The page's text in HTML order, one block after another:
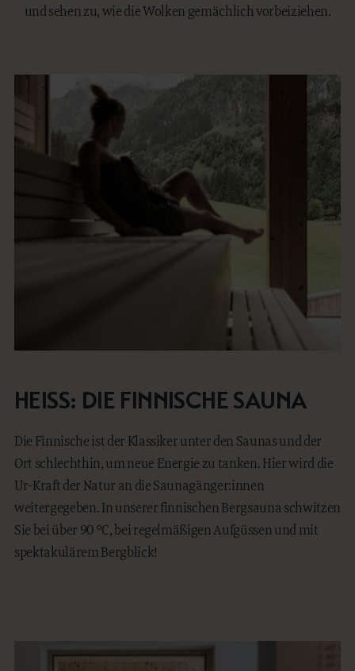
und sehen zu, wie die Wolken gemächlich vorbeiziehen.
HEISS: DIE FINNISCHE SAUNA
Die Finnische ist der Klassiker unter den Saunas und der
Ort schlechthin, um neue Energie zu tanken. Hier wird die
Ur-Kraft der Natur an die Saunagänger:innen
weitergegeben. In unserer finnischen Bergsauna schwitzen
Sie bei über 90 °C, bei regelmäßigen Aufgüssen und mit
spektakulärem Bergblick!